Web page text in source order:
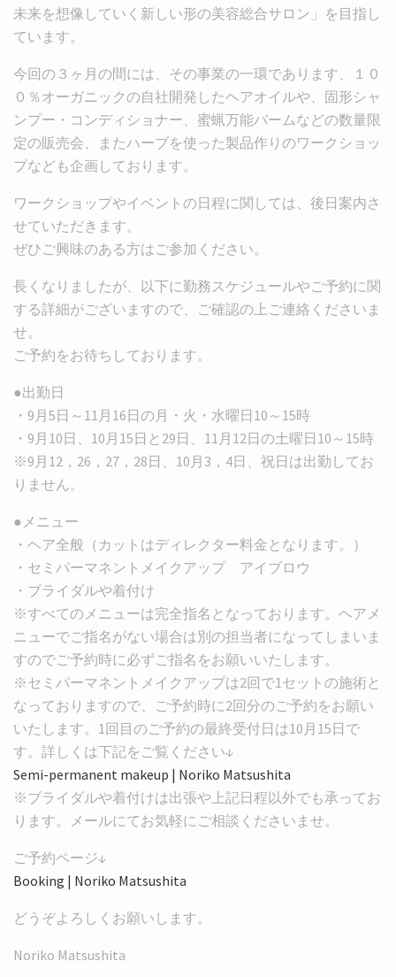
未来を想像していく新しい形の美容総合サロン」を目指し
ています。
今回の３ヶ月の間には、その事業の一環であります、１０
０％オーガニックの自社開発したヘアオイルや、固形シャ
ンプー・コンディショナー、蜜蝋万能バームなどの数量限
定の販売会、またハーブを使った製品作りのワークショッ
プなども企画しております。
ワークショップやイベントの日程に関しては、後日案内さ
せていただきます。
ぜひご興味のある方はご参加ください。
長くなりましたが、以下に勤務スケジュールやご予約に関
する詳細がございますので、ご確認の上ご連絡くださいま
せ。
ご予約をお待ちしております。
●出勤日
・9月5日～11月16日の月・火・水曜日10～15時
・9月10日、10月15日と29日、11月12日の土曜日10～15時
※9月12，26，27，28日、10月3，4日、祝日は出勤してお
りません。
●メニュー
・ヘア全般（カットはディレクター料金となります。）
・セミパーマネントメイクアップ アイブロウ
・ブライダルや着付け
※すべてのメニューは完全指名となっております。ヘアメ
ニューでご指名がない場合は別の担当者になってしまいま
すのでご予約時に必ずご指名をお願いいたします。
※セミパーマネントメイクアップは2回で1セットの施術と
なっておりますので、ご予約時に2回分のご予約をお願い
いたします。1回目のご予約の最終受付日は10月15日で
す。詳しくは下記をご覧ください↓
Semi-permanent makeup | Noriko Matsushita
※ブライダルや着付けは出張や上記日程以外でも承ってお
ります。メールにてお気軽にご相談くださいませ。
ご予約ページ↓
Booking | Noriko Matsushita
どうぞよろしくお願いします。
Noriko Matsushita